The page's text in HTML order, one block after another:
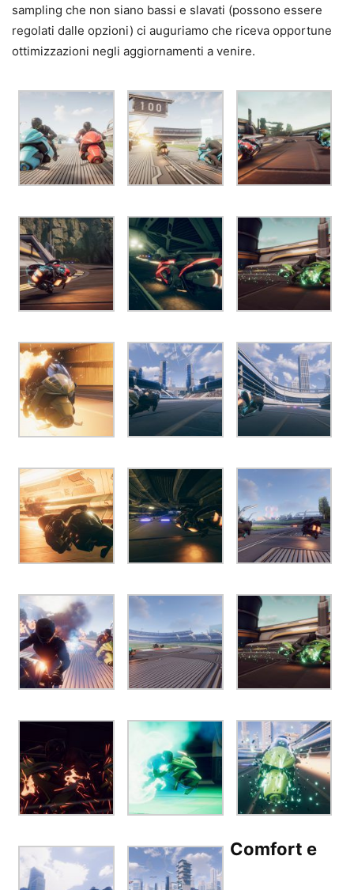
sampling che non siano bassi e slavati (possono essere
regolati dalle opzioni) ci auguriamo che riceva opportune
ottimizzazioni negli aggiornamenti a venire.
Comfort e